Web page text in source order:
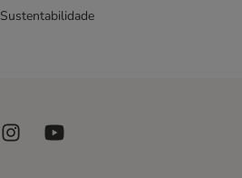
Sustentabilidade